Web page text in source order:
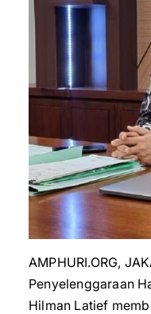
AMPHURI.ORG,
Penyelenggaraan
Hilman Latief